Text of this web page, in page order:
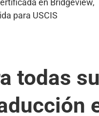
todas